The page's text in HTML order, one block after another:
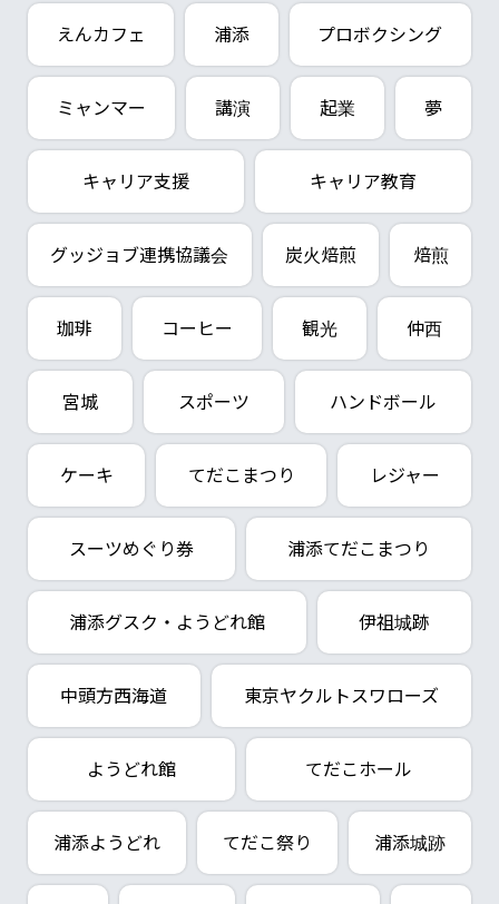
えんカフェ 浦添 プロボクシング
ミャンマー 講演 起業 夢
キャリア支援 キャリア教育
グッジョブ連携協議会 炭火焙煎 焙煎
珈琲 コーヒー 観光 仲西
宮城 スポーツ ハンドボール
ケーキ てだこまつり レジャー
スーツめぐり券 浦添てだこまつり
浦添グスク・ようどれ館 伊祖城跡
中頭方西海道 東京ヤクルトスワローズ
ようどれ館 てだこホール
浦添ようどれ てだこ祭り 浦添城跡